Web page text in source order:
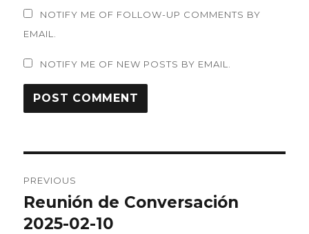
NOTIFY ME OF FOLLOW-UP COMMENTS BY
EMAIL.
NOTIFY ME OF NEW POSTS BY EMAIL.
navigation
PREVIOUS
Previous
post:
Reunión de Conversación
2025-02-10